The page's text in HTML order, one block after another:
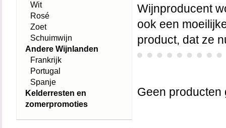
Wijnproducent
ook een
product, dat ze
Geen producten
Wit
Rosé
Zoet
Schuimwijn
Andere Wijnlanden
Frankrijk
Portugal
Spanje
Kelderresten en
zomerpromoties